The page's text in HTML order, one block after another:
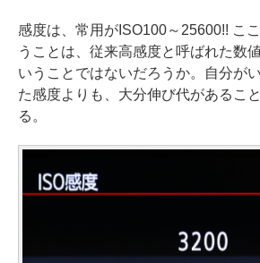
感度は、常用がISO100～25600!! こ
うことは、従来高感度と呼ばれた数
いうことではないだろうか。自分が
た感度よりも、大分伸び代があるこ
る。